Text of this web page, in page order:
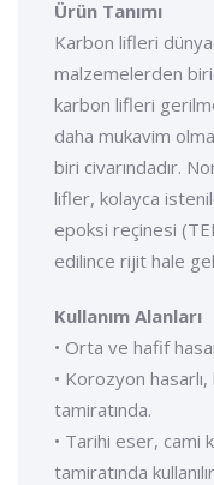
Ürün Tanımı
Karbon lifleri
malzemelerden
karbon lifleri
daha mukavim
biri civarındadır.
lifler, kolayca
epoksi reçinesi
edilince rijit hale
Kullanım Alanları
• Orta ve hafif
• Korozyon
tamiratında.
• Tarihi eser, cami
tamiratında